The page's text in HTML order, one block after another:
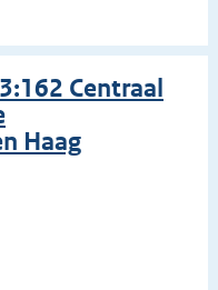
Centraal
Haag